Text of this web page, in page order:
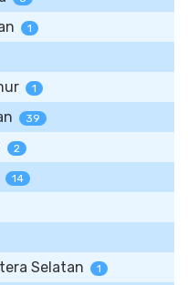
1
1
39
2
14
Selatan 1